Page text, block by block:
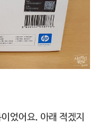
었어요. 아래 적겠지